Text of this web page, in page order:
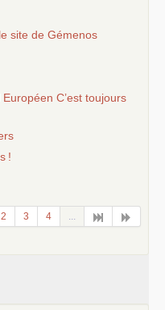
site de Gémenos
C’est toujours
!
2 3 4 ...